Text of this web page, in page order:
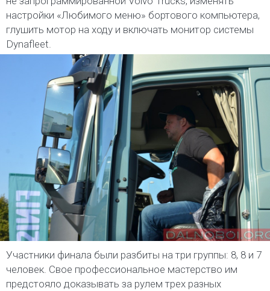
настройки «Любимого меню» бортового компьютера,
глушить мотор на ходу и включать монитор системы
Dynafleet.
Участники финала были разбиты на три группы: 8, 8 и 7
человек. Свое профессиональное мастерство им
предстояло доказывать за рулем трех разных